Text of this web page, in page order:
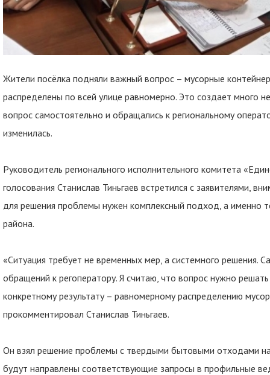
Жители посёлка подняли важный вопрос – мусорные
распределены по всей улице равномерно. Это создает много
вопрос самостоятельно и обращались к региональному
изменилась.
Руководитель регионального исполнительного комитета
голосования Станислав Тиньгаев встретился с заявителями,
для решения проблемы нужен комплексный подход, а именно
района.
«Ситуация требует не временных мер, а системного решения.
обращений к регоператору. Я считаю, что вопрос нужно
конкретному результату – равномерному распределению
прокомментировал Станислав Тиньгаев.
Он взял решение проблемы с твердыми бытовыми отходами
будут направлены соответствующие запросы в профильные